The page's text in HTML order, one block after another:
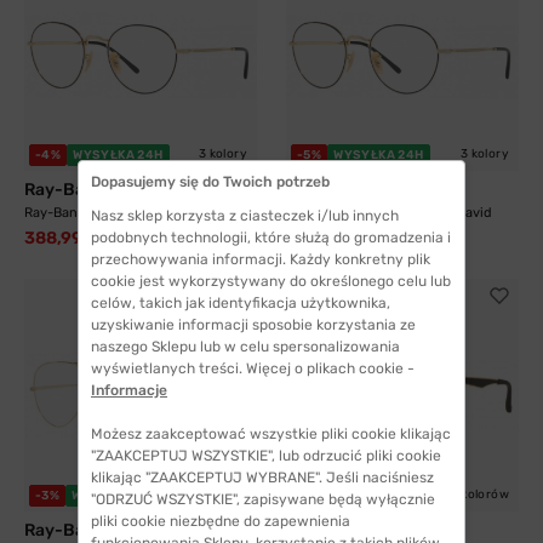
-4% WYSYŁKA 24H 3 kolory
Ray-Ban®
Ray-Ban® 3582V 2946 51 David
388,99 zł 405,99 zł
-5% WYSYŁKA 24H 3 kolory
Ray-Ban®
Ray-Ban® 3582V 2946 49 David
425,99 zł 446,99 zł
-3% WYSYŁKA 24H 5 kolorów
Ray-Ban®
-8% WYSYŁKA 24H 5 kolorów
Ray-Ban®
Dopasujemy się do Twoich potrzeb
Nasz sklep korzysta z ciasteczek i/lub innych
podobnych technologii, które służą do gromadzenia i
przechowywania informacji. Każdy konkretny plik
cookie jest wykorzystywany do określonego celu lub
celów, takich jak identyfikacja użytkownika,
uzyskiwanie informacji sposobie korzystania ze
naszego Sklepu lub w celu spersonalizowania
wyświetlanych treści. Więcej o plikach cookie -
Informacje
Możesz zaakceptować wszystkie pliki cookie klikając
"ZAAKCEPTUJ WSZYSTKIE", lub odrzucić pliki cookie
klikając "ZAAKCEPTUJ WYBRANE". Jeśli naciśniesz
"ODRZUĆ WSZYSTKIE", zapisywane będą wyłącznie
pliki cookie niezbędne do zapewnienia